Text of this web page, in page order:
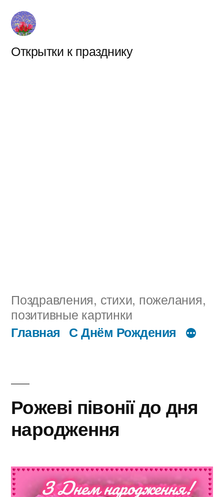
Перейти
содержимому
Открытки к празднику
Поздравления, стихи, пожелания,
позитивные картинки
Главная С Днём Рождения
Рожеві півонії до дня
народження